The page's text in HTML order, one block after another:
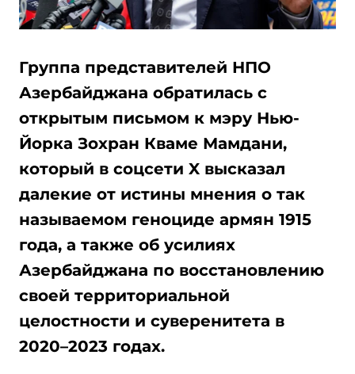
Группа представителей НПО
Азербайджана обратилась с
открытым письмом к мэру Нью-
Йорка Зохран Кваме Мамдани,
который в соцсети X высказал
далекие от истины мнения о так
называемом геноциде армян 1915
года, а также об усилиях
Азербайджана по восстановлению
своей территориальной
целостности и суверенитета в
2020–2023 годах.